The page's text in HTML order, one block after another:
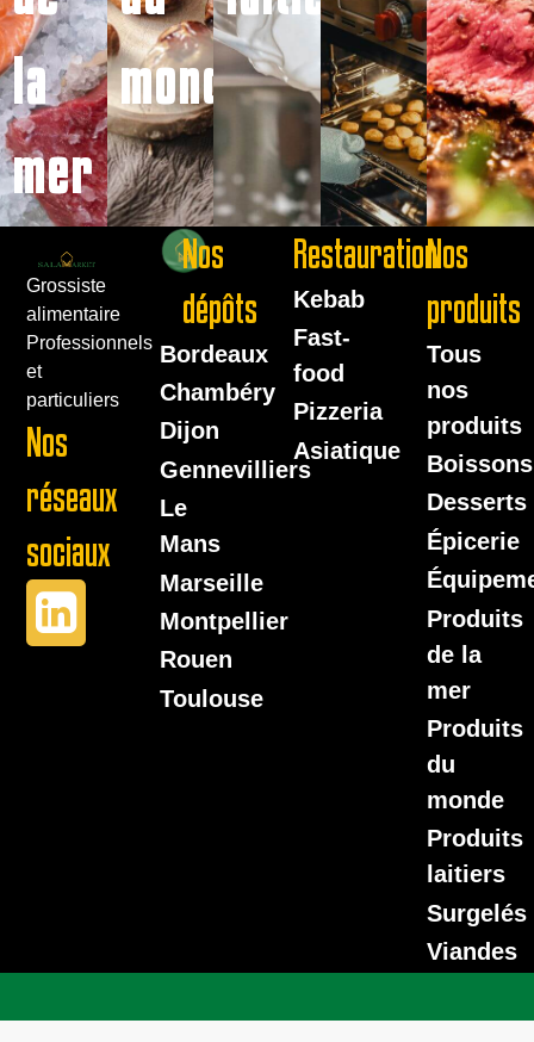
la
mer
monde
Grossiste
alimentaire
Professionnels
et
particuliers
Nos
réseaux
sociaux
Nos
dépôts
Bordeaux
Chambéry
Dijon
Gennevilliers
Le
Mans
Marseille
Montpellier
Rouen
Toulouse
Restauration
Kebab
Fast-
food
Pizzeria
Asiatique
Nos
produits
Tous
nos
produits
Boissons
Desserts
Épicerie
Produits
de la
mer
Produits
du
monde
Produits
laitiers
Surgelés
Viandes